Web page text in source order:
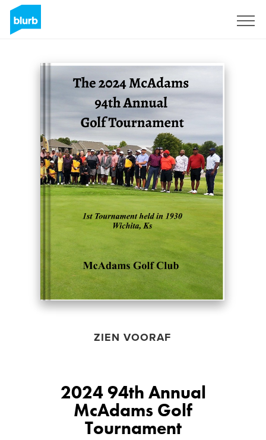
ZIEN VOORAF
2024 94th Annual
McAdams Golf
Tournament